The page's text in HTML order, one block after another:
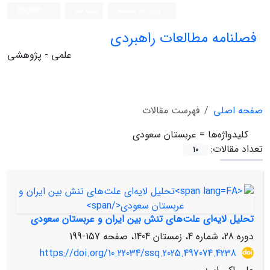
فصلنامه مطالعات راهبردی
علمی - پژوهشی
صفحه اصلی
فهرست مقالات
کلیدواژه‌ها = عربستان سعودی
تعداد مقالات:
10
تحلیل لایه‌ای علت‌های تنش بین ایران و عربستان سعودی
دوره 28، شماره 4، زمستان 1404، صفحه
157-199
https://doi.org/10.22034/ssq.2025.497074.4238